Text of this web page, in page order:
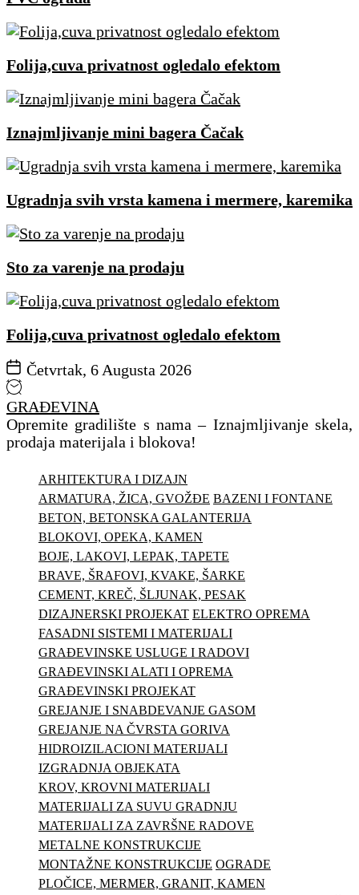
Folija,cuva privatnost ogledalo efektom
Iznajmljivanje mini bagera Čačak
Ugradnja svih vrsta kamena i mermere, karemika
Sto za varenje na prodaju
Folija,cuva privatnost ogledalo efektom
Četvrtak, 6 Augusta 2026
GRAĐEVINA
Opremite gradilište s nama – Iznajmljivanje skela,
prodaja materijala i blokova!
ARHITEKTURA I DIZAJN
ARMATURA, ŽICA, GVOŽĐE BAZENI I FONTANE
BETON, BETONSKA GALANTERIJA
BLOKOVI, OPEKA, KAMEN
BOJE, LAKOVI, LEPAK, TAPETE
BRAVE, ŠRAFOVI, KVAKE, ŠARKE
CEMENT, KREČ, ŠLJUNAK, PESAK
DIZAJNERSKI PROJEKAT ELEKTRO OPREMA
FASADNI SISTEMI I MATERIJALI
GRAĐEVINSKE USLUGE I RADOVI
GRAĐEVINSKI ALATI I OPREMA
GRAĐEVINSKI PROJEKAT
GREJANJE I SNABDEVANJE GASOM
GREJANJE NA ČVRSTA GORIVA
HIDROIZILACIONI MATERIJALI
IZGRADNJA OBJEKATA
KROV, KROVNI MATERIJALI
MATERIJALI ZA SUVU GRADNJU
MATERIJALI ZA ZAVRŠNE RADOVE
METALNE KONSTRUKCIJE
MONTAŽNE KONSTRUKCIJE OGRADE
PLOČICE, MERMER, GRANIT, KAMEN